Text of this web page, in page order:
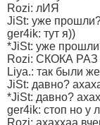
Rozi: лИЯ
JiSt: уже
ger4ik: тут я))
*JiSt: уже
Rozi: СКОКА
Liya.: так были же
JiSt: давно?
*JiSt: давно?
ger4ik: стоп но у